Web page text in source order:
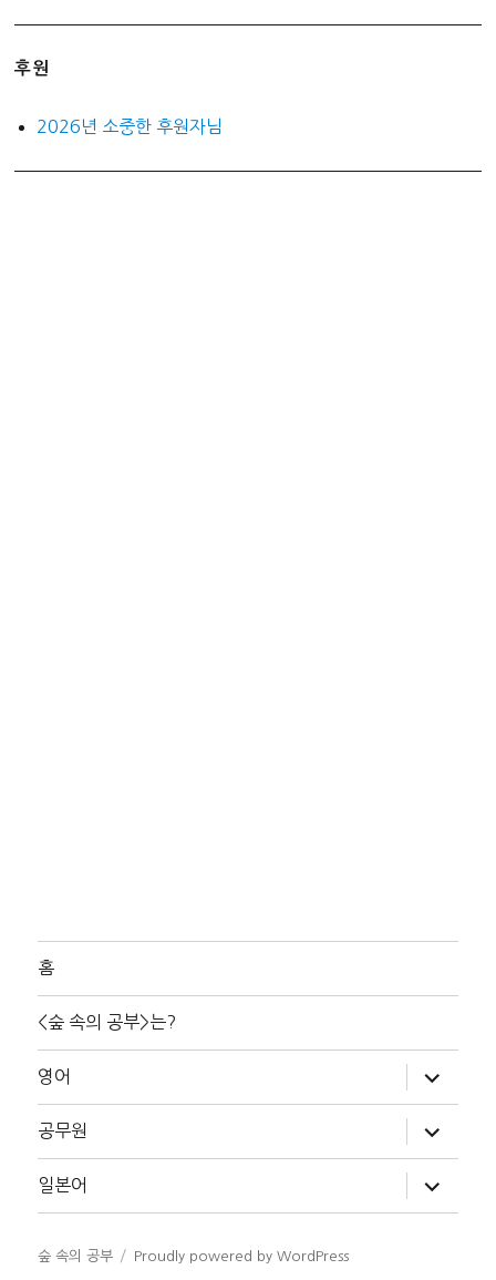
후원
2026년 소중한 후원자님
홈
<숲 속의 공부>는?
영어
위
메
뉴
확
장
공무원
위
메
뉴
확
장
일본어
위
메
숲 속의 공부 Proudly powered by WordPress